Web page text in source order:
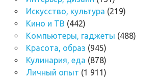
Искусство, культура (219)
Кино и ТВ (442)
Компьютеры, гаджеты (488)
Красота, образ (945)
Кулинария, еда (878)
Личный опыт (1 911)